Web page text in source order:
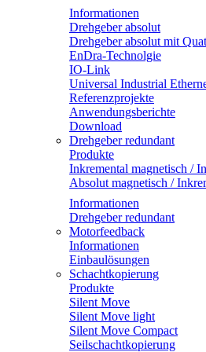
Informationen
Drehgeber absolut
Drehgeber absolut mit
EnDra-Technolgie
IO-Link
Universal Industrial
Referenzprojekte
Anwendungsberichte
Download
Drehgeber redundant
Produkte
Inkremental magnetisch /
Absolut magnetisch /
Informationen
Drehgeber redundant
Motorfeedback
Informationen
Einbaulösungen
Schachtkopierung
Produkte
Silent Move
Silent Move light
Silent Move Compact
Seilschachtkopierung